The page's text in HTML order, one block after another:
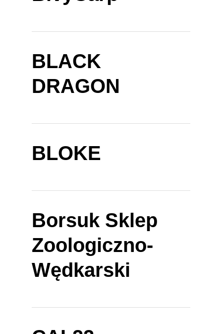
BLACK
DRAGON
BLOKE
Borsuk Sklep
Zoologiczno-
Wędkarski